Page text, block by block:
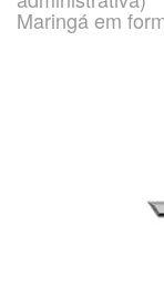
Maringá em